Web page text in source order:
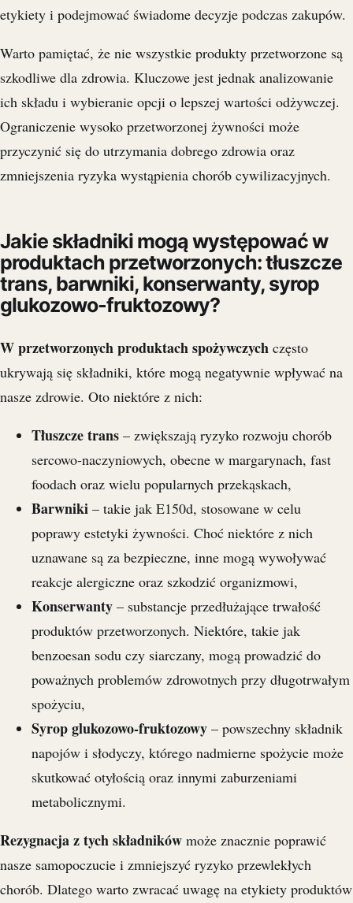
etykiety i podejmować świadome decyzje podczas zakupów.
Warto pamiętać, że nie wszystkie produkty przetworzone są
szkodliwe dla zdrowia. Kluczowe jest jednak analizowanie
ich składu i wybieranie opcji o lepszej wartości odżywczej.
Ograniczenie wysoko przetworzonej żywności może
przyczynić się do utrzymania dobrego zdrowia oraz
zmniejszenia ryzyka wystąpienia chorób cywilizacyjnych.
Jakie składniki mogą występować w
produktach przetworzonych: tłuszcze
trans, barwniki, konserwanty, syrop
glukozowo-fruktozowy?
W przetworzonych produktach spożywczych często
ukrywają się składniki, które mogą negatywnie wpływać na
nasze zdrowie. Oto niektóre z nich:
Tłuszcze trans – zwiększają ryzyko rozwoju chorób
sercowo-naczyniowych, obecne w margarynach, fast
foodach oraz wielu popularnych przekąskach,
Barwniki – takie jak E150d, stosowane w celu
poprawy estetyki żywności. Choć niektóre z nich
uznawane są za bezpieczne, inne mogą wywoływać
reakcje alergiczne oraz szkodzić organizmowi,
Konserwanty – substancje przedłużające trwałość
produktów przetworzonych. Niektóre, takie jak
benzoesan sodu czy siarczany, mogą prowadzić do
poważnych problemów zdrowotnych przy długotrwałym
spożyciu,
Syrop glukozowo-fruktozowy – powszechny składnik
napojów i słodyczy, którego nadmierne spożycie może
skutkować otyłością oraz innymi zaburzeniami
metabolicznymi.
Rezygnacja z tych składników może znacznie poprawić
nasze samopoczucie i zmniejszyć ryzyko przewlekłych
chorób. Dlatego warto zwracać uwagę na etykiety produktów